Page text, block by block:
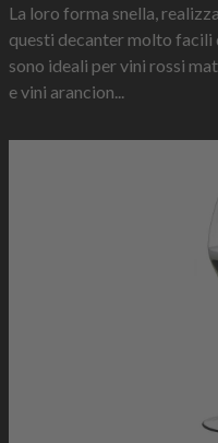
La loro forma snella,
questi decanter molto facili
sono ideali per vini rossi
e vini arancion...